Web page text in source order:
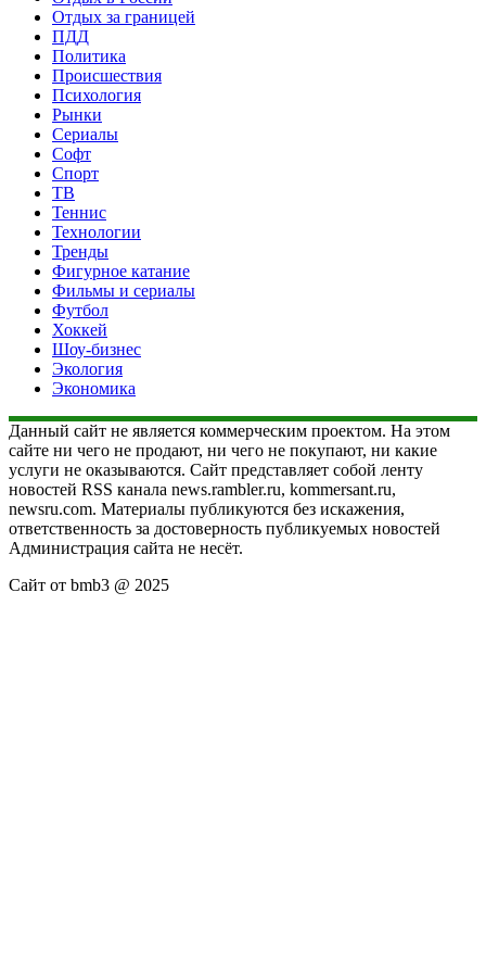
Отдых за границей
ПДД
Политика
Происшествия
Психология
Рынки
Сериалы
Софт
Спорт
ТВ
Теннис
Технологии
Тренды
Фигурное катание
Фильмы и сериалы
Футбол
Хоккей
Шоу-бизнес
Экология
Экономика
Данный сайт не является коммерческим проектом. На этом
сайте ни чего не продают, ни чего не покупают, ни какие
услуги не оказываются. Сайт представляет собой ленту
новостей RSS канала news.rambler.ru, kommersant.ru,
newsru.com. Материалы публикуются без искажения,
ответственность за достоверность публикуемых новостей
Администрация сайта не несёт.
Сайт от bmb3 @ 2025